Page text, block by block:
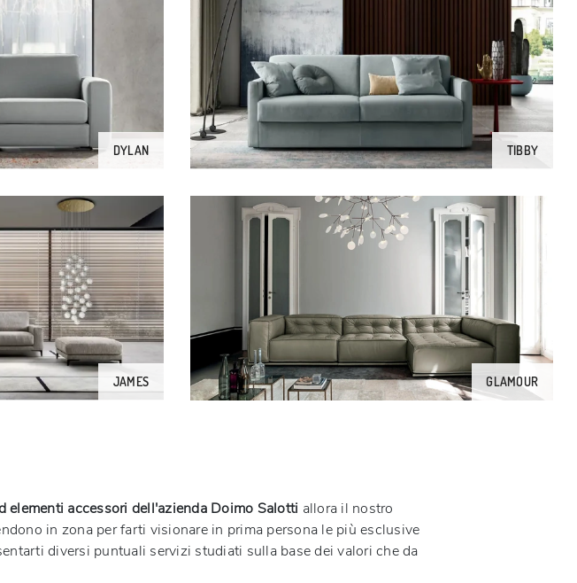
DYLAN TIBBY
JAMES GLAMOUR
elementi accessori dell'azienda Doimo Salotti allora il nostro
in zona per farti visionare in prima persona le più esclusive
diversi puntuali servizi studiati sulla base dei valori che da